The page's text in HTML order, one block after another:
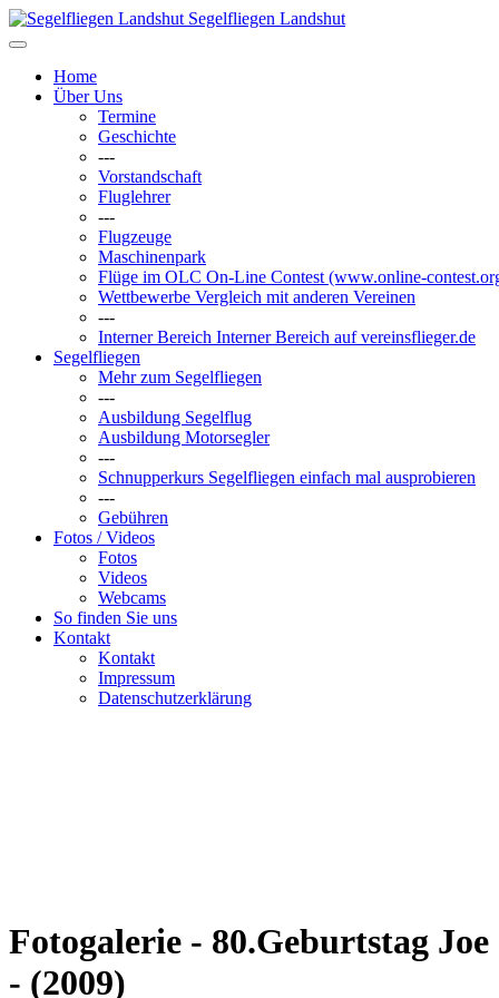
Segelfliegen Landshut
Home
Über Uns
Termine
Geschichte
---
Vorstandschaft
Fluglehrer
---
Flugzeuge
Maschinenpark
Flüge im OLC On-Line Contest (www.online-
Wettbewerbe Vergleich mit anderen Vereinen
---
Interner Bereich Interner Bereich auf vereinsflieger.de
Segelfliegen
Mehr zum Segelfliegen
---
Ausbildung Segelflug
Ausbildung Motorsegler
---
Schnupperkurs Segelfliegen einfach mal ausprobieren
---
Gebühren
Fotos / Videos
Fotos
Videos
Webcams
So finden Sie uns
Kontakt
Kontakt
Impressum
Datenschutzerklärung
Fotogalerie - 80.Geburtstag Joe
- (2009)